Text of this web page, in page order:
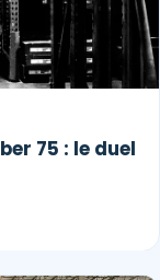
75 : le duel